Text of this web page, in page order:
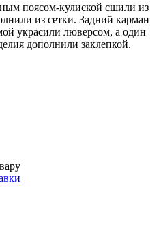
поясом-кулиской сшили из
из сетки. Задний карман
украсили люверсом, а один
дополнили заклепкой.